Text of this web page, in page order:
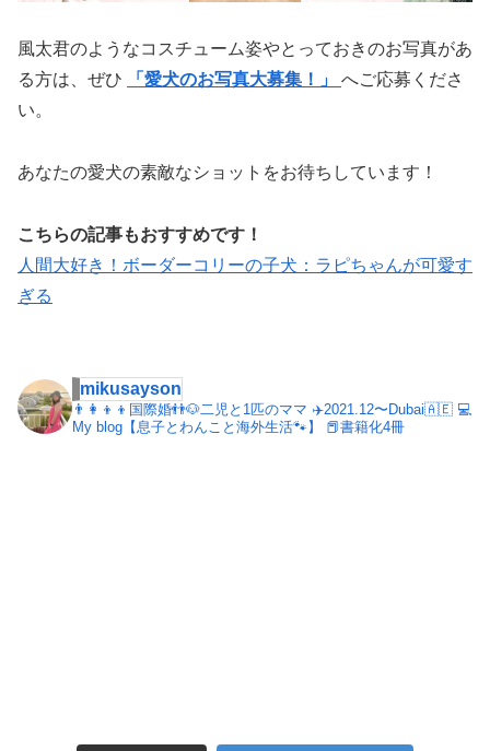
風太君のようなコスチューム姿やとっておきのお写真があ
る方は、ぜひ
「愛犬のお写真大募集！」
へご応募くださ
い。
あなたの愛犬の素敵なショットをお待ちしています！
こちらの記事もおすすめです！
人間大好き！ボーダーコリーの子犬：ラピちゃんが可愛す
ぎる
mikusayson
👨‍👩‍👦‍👦国際婚👬🐶二児と1匹のママ ✈️2021.12〜Dubai🇦🇪 💻
My blog【息子とわんこと海外生活🐾】
📕書籍化4冊